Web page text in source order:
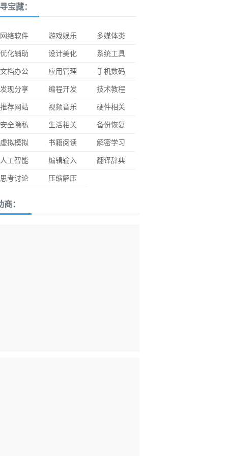
宝藏：
网络软件 游戏娱乐
多媒体类
优化辅助
设计美化
系统工具
文档办公
应用管理
手机数码
发现分享
编程开发
技术教程
推荐网站
视频音乐
硬件相关
安全隐私
生活相关
备份恢复
虚拟模拟
书籍阅读
解密学习
人工智能
编辑输入
翻译辞典
思考讨论
压缩解压
商：